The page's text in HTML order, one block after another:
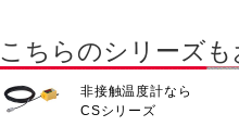
こちらのシリーズ
非接触温度計なら
CSシリーズ